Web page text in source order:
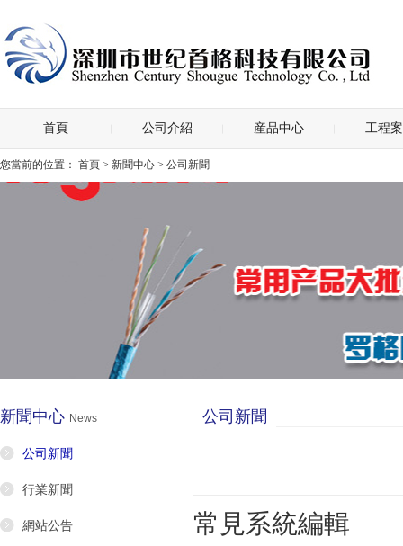
首頁 公司介紹 産品中心 工程
您當前的位置： 首頁 > 新聞中心 > 公司新聞
新聞中心 News
公司新聞
行業新聞
網站公告
公司新聞
常見系統編輯